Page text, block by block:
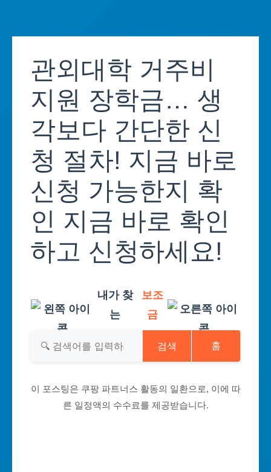
content관외대학 거주비
지원 장학금… 생
각보다 간단한 신
청 절차! 지금 바로
신청 가능한지 확
인 지금 바로 확인
하고 신청하세요!
내가 찾
는
보조
금
검색 홈
이 포스팅은 쿠팡 파트너스 활동의 일환으로, 이에 따
른 일정액의 수수료를 제공받습니다.